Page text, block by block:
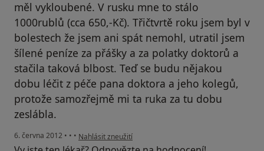
měl vykloubené. V rusku mne to stálo
1000rublů (cca 650,-Kč). Třičtvrtě roku jsem byl v
bolestech že jsem ani spát nemohl, utratil jsem
šílené peníze za přášky a za polatky doktorů a
stačila taková blbost. Teď se budu nějakou
dobu léčit z péče pana doktora a jeho kolegů,
protože samozřejmě mi ta ruka za tu dobu
zeslábla.
6. června 2012 • • • podle názoru uživatele Váš účet byl odstraněn
Nahlásit zneužití